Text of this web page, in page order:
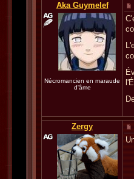
Aka Guymelef
Nécromancien en maraude
d'âme
Zergy